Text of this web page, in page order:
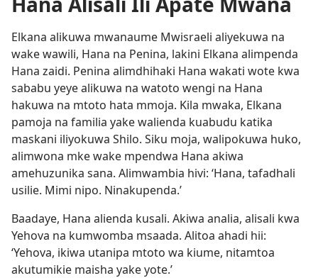
Elkana alikuwa mwanaume Mwisraeli aliyekuwa na
wake wawili, Hana na Penina, lakini Elkana alimpenda
Hana zaidi. Penina alimdhihaki Hana wakati wote kwa
sababu yeye alikuwa na watoto wengi na Hana
hakuwa na mtoto hata mmoja. Kila mwaka, Elkana
pamoja na familia yake walienda kuabudu katika
maskani iliyokuwa Shilo. Siku moja, walipokuwa huko,
alimwona mke wake mpendwa Hana akiwa
amehuzunika sana. Alimwambia hivi: ‘Hana, tafadhali
usilie. Mimi nipo. Ninakupenda.’
Baadaye, Hana alienda kusali. Akiwa analia, alisali kwa
Yehova na kumwomba msaada. Alitoa ahadi hii:
‘Yehova, ikiwa utanipa mtoto wa kiume, nitamtoa
akutumikie maisha yake yote.’